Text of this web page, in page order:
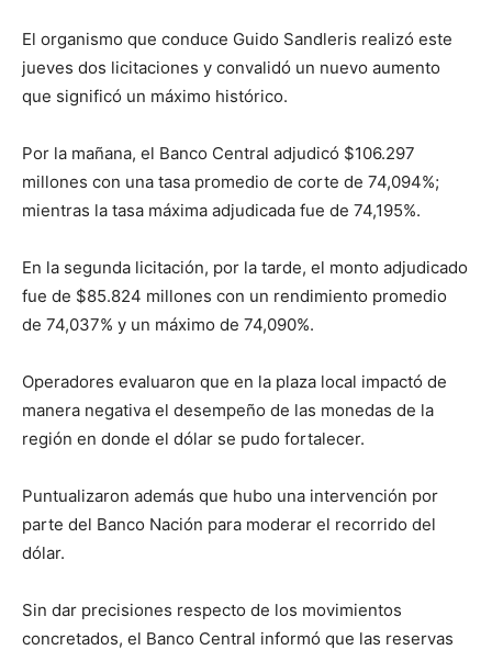
El organismo que conduce Guido Sandleris realizó este
jueves dos licitaciones y convalidó un nuevo aumento
que significó un máximo histórico.
Por la mañana, el Banco Central adjudicó $106.297
millones con una tasa promedio de corte de 74,094%;
mientras la tasa máxima adjudicada fue de 74,195%.
En la segunda licitación, por la tarde, el monto adjudicado
fue de $85.824 millones con un rendimiento promedio
de 74,037% y un máximo de 74,090%.
Operadores evaluaron que en la plaza local impactó de
manera negativa el desempeño de las monedas de la
región en donde el dólar se pudo fortalecer.
Puntualizaron además que hubo una intervención por
parte del Banco Nación para moderar el recorrido del
dólar.
Sin dar precisiones respecto de los movimientos
concretados, el Banco Central informó que las reservas